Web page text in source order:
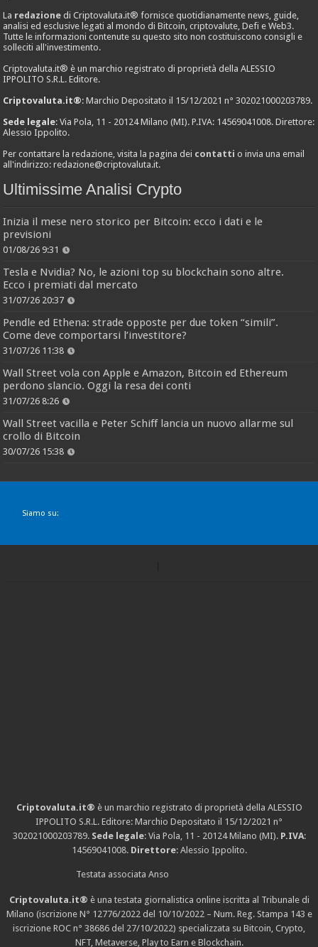
La redazione di Criptovaluta.it® fornisce quotidianamente news, guide,
analisi ed esclusive legati al mondo di Bitcoin, criptovalute, Defi e Web3.
Tutte le informazioni contenute su questo sito non costituiscono consigli e
solleciti all'investimento.
Criptovaluta.it® è un marchio registrato di proprietà della ALESSIO
IPPOLITO S.R.L. Editore.
Criptovaluta.it®: Marchio Depositato il 15/12/2021 n° 302021000203789.
Sede legale: Via Pola, 11 - 20124 Milano (MI). P.IVA: 14569041008. Direttore:
Alessio Ippolito.
Per contattare la redazione, visita la pagina dei contatti o invia una email
all'indirizzo:redazione@criptovaluta.it.
Ultimissime Analisi Crypto
Inizia il mese nero storico per Bitcoin: ecco i dati e le
previsioni
01/08/26 9:31
Tesla e Nvidia? No, le azioni top su blockchain sono altre.
Ecco i premiati dal mercato
31/07/26 20:37
Pendle ed Ethena: strade opposte per due token “simili”.
Come deve comportarsi l’investitore?
31/07/26 11:38
Wall Street vola con Apple e Amazon, Bitcoin ed Ethereum
perdono slancio. Oggi la resa dei conti
31/07/26 8:26
Wall Street vacilla e Peter Schiff lancia un nuovo allarme sul
crollo di Bitcoin
30/07/26 15:38
Siamo su:
Criptovaluta.it® è un marchio registrato di proprietà della ALESSIO
IPPOLITO S.R.L. Editore: Marchio Depositato il 15/12/2021 n°
302021000203789. Sede legale: Via Pola, 11 - 20124 Milano (MI). P.IVA:
14569041008. Direttore: Alessio Ippolito.
Testata associata Anso
Criptovaluta.it® è una testata giornalistica online iscritta al Tribunale di
Milano (iscrizione N° 12776/2022 del 10/10/2022 – Num. Reg. Stampa 143 e
iscrizione ROC n° 38686 del 27/10/2022) specializzata su Bitcoin, Crypto,
NFT, Metaverse, Play to Earn e Blockchain.